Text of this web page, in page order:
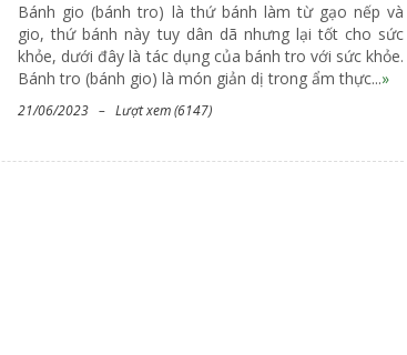
Bánh gio (bánh tro) là thứ bánh làm từ gạo nếp và
gio, thứ bánh này tuy dân dã nhưng lại tốt cho sức
khỏe, dưới đây là tác dụng của bánh tro với sức khỏe.
Bánh tro (bánh gio) là món giản dị trong ẩm thực...»
21/06/2023 – Lượt xem (6147)